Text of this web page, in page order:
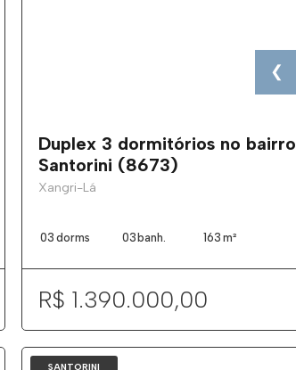
❮
Duplex 3 dormitórios no bairro
Santorini (8673)
Xangri-Lá
03 dorms 03 banh. 163 m²
R$ 1.390.000,00
SANTORINI